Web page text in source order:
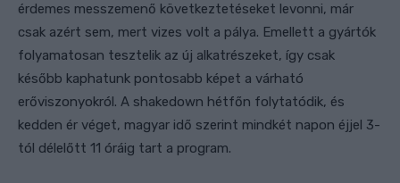
érdemes messzemenő következtetéseket levonni, már
csak azért sem, mert vizes volt a pálya. Emellett a gyártók
folyamatosan tesztelik az új alkatrészeket, így csak
később kaphatunk pontosabb képet a várható
erőviszonyokról. A shakedown hétfőn folytatódik, és
kedden ér véget, magyar idő szerint mindkét napon éjjel 3-
tól délelőtt 11 óráig tart a program.